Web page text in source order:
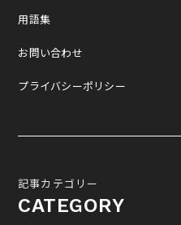
用語集
お問い合わせ
プライバシーポリシー
記事カテゴリー
CATEGORY